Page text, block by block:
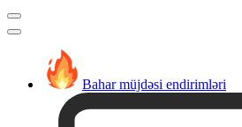
Bahar müjdəsi endirimləri